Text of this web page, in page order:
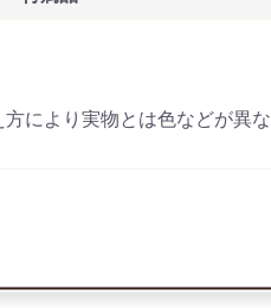
により実物とは色などが異な